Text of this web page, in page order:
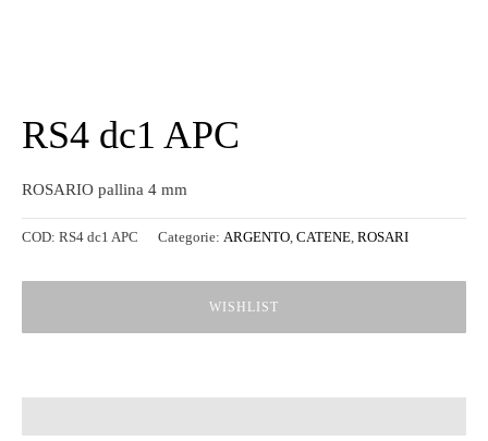
RS4 dc1 APC
ROSARIO pallina 4 mm
COD: RS4 dc1 APC Categorie: ARGENTO, CATENE, ROSARI
WISHLIST